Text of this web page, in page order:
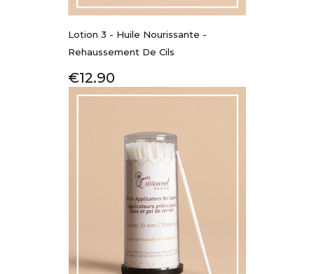
Lotion 3 - Huile Nourissante -
Rehaussement De Cils
Price
€12.90